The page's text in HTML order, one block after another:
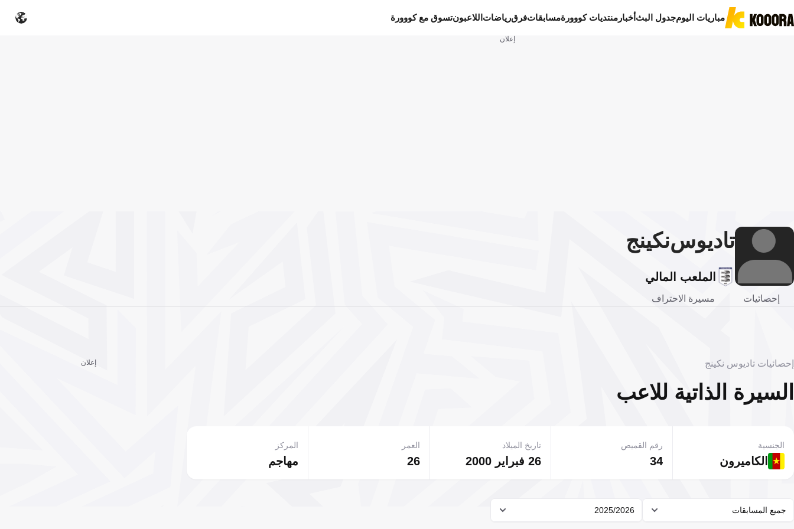
مباريات اليومجدول البثأخبار منتديات كووورةمسابقاتفرقرياضات اللاعبونتسوق مع كووورة
إعلان
تاديوسنكينج
الملعب المالي
إحصائيات مسيرة الاحتراف
إحصائيات تاديوس نكينج
السيرة الذاتية للاعب
الكاميرون
الجنسية
34
رقم القميص
26 فبراير 2000
تاريخ الميلاد
26
العمر
مهاجم
المركز
جميع المسابقات 2025/2026
إعلان